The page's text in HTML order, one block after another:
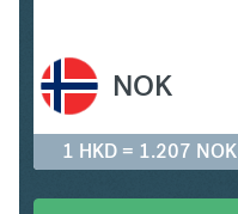
NOK
1 HKD = 1.207 NOK